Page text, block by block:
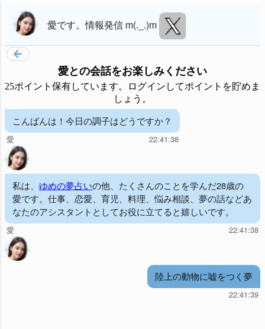
愛です。情報発信 m(._.)m
愛との会話をお楽しみください
25ポイント保有しています。ログインしてポイントを貯めま
しょう。
こんばんは！今日の調子はどうですか？
愛 22:41:38
私は、 ゆめの夢占いの他、たくさんのことを学んだ28歳の
愛です。仕事、恋愛、育児、料理、悩み相談、夢の話などあ
なたのアシスタントとしてお役に立てると嬉しいです。
愛 22:41:38
陸上の動物に嘘をつく夢
22:41:39